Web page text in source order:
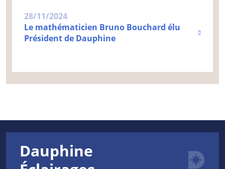
28/11/2024
Le mathématicien Bruno Bouchard élu
Président de Dauphine
Dauphine